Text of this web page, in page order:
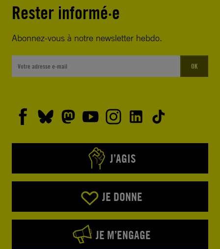
Rester informé·e
Abonnez-vous à notre newsletter hebdo.
OK
J’AGIS
JE DONNE
JE M’ENGAGE